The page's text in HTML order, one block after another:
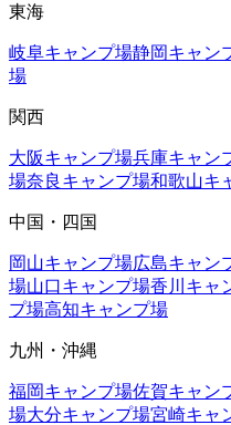
東海
岐阜キャンプ場静岡キャン
場
関西
大阪キャンプ場兵庫キャン
場奈良 キャンプ場和歌山キ
中国・四国
岡山キャンプ場広島キャン
場山口キャンプ場香川 キャ
プ場高知キャンプ場
九州・沖縄
福岡キャンプ場佐賀キャン
場大分キャンプ場宮崎キャ